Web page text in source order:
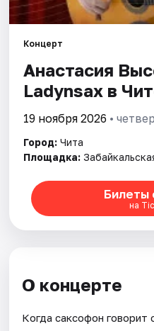
Концерт
Анастасия
Ladynsax в
19 ноября 2026 •
Город: Чита
Площадка:
Билеты
на
О концерте
Когда саксофон говорит